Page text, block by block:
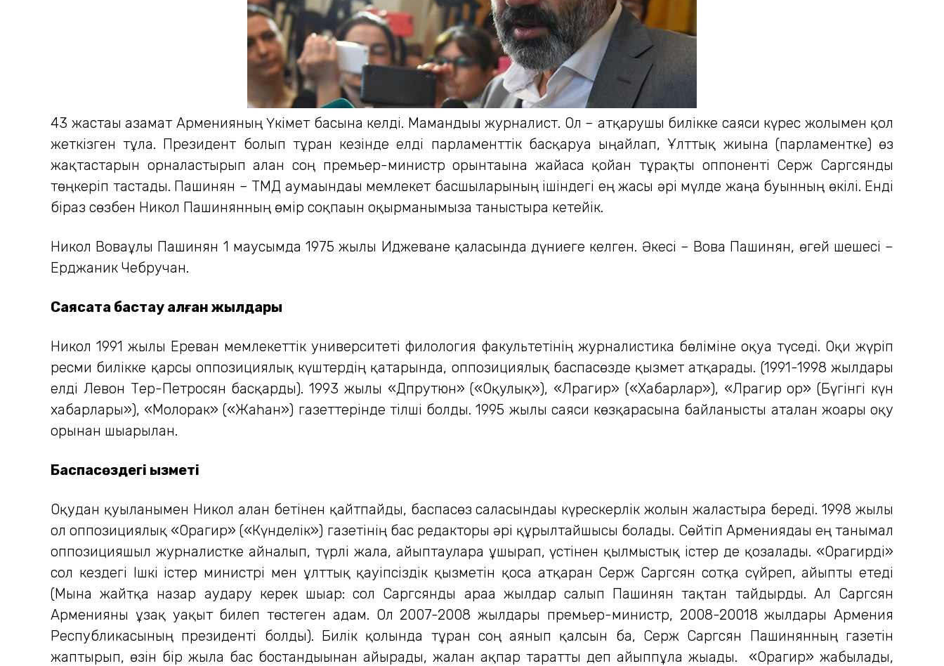
43 жастағы азамат Арменияның Үкімет басына келді. Мамандығы журналист. Ол – атқарушы билікке саяси күрес жолымен қол
жеткізген тұлға. Президент болып тұрған кезінде елді парламенттік басқаруға ыңғайлап, Ұлттық жиынға (парламентке) өз
жақтастарын орналастырып алған соң премьер-министр орынтағына жайғаса қойған тұрақты оппоненті Серж Саргсянды
төңкеріп тастады. Пашинян – ТМД аумағындағы мемлекет басшыларының ішіндегі ең жасы әрі мүлде жаңа буынның өкілі. Енді
біраз сөзбен Никол Пашинянның өмір соқпағын оқырманымызға таныстыра кетейік.
Никол Воваұлы Пашинян 1 маусымда 1975 жылы Иджеване қаласында дүниеге келген. Әкесі – Вова Пашинян, өгей шешесі –
Ерджаник Чебручан.
Саясатқа бастау алған жылдары
Никол 1991 жылы Ереван мемлекеттік университеті филология факультетінің журналистика бөліміне оқуға түседі. Оқи жүріп
ресми билікке қарсы оппозициялық күштердің қатарында, оппозициялық баспасөзде қызмет атқарады. (1991-1998 жылдары
елді Левон Тер-Петросян басқарды). 1993 жылы «Дпрутюн» («Оқулық»), «Лрагир» («Хабарлар»), «Лрагир ор» (Бүгінгі күн
хабарлары»), «Молорак» («Жаһан») газеттерінде тілші болды. 1995 жылы саяси көзқарасына байланысты аталған жоғары оқу
орынан шығарылған.
Баспасөздегі қызметі
Оқудан қуылғанымен Никол алған бетінен қайтпайды, баспасөз саласындағы күрескерлік жолын жалғастыра береді. 1998 жылы
ол оппозициялық «Орагир» («Күнделік») газетінің бас редакторы әрі құрылтайшысы болады. Сөйтіп Армениядағы ең танымал
оппозицияшыл журналистке айналып, түрлі жала, айыптауларға ұшырап, үстінен қылмыстық істер де қозғалады. «Орагирді»
сол кездегі Ішкі істер министрі мен ұлттық қауіпсіздік қызметін қоса атқарған Серж Саргсян сотқа сүйреп, айыпты етеді
(Мына жайтқа назар аудару керек шығар: сол Саргсянды араға жылдар салып Пашинян тақтан тайдырды. Ал Саргсян
Арменияны ұзақ уақыт билеп төстеген адам. Ол 2007-2008 жылдары премьер-министр, 2008-20018 жылдары Армения
Республикасының президенті болды). Билік қолында тұрған соң аянып қалсын ба, Серж Саргсян Пашинянның газетін
жаптырып, өзін бір жылға бас бостандығынан айырады, жалған ақпар таратты деп айыппұлға жығады. «Орагир» жабылады,